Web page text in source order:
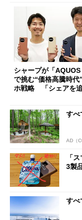
シャープが「AQUOS
で挑む“価格高騰時代
ホ戦略 「シェアを
すべ
AD（
「
3製
すべ